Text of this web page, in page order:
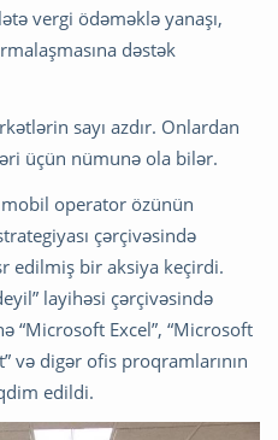
vergi ödəməklə yanaşı,
dəstək
sayı azdır. Onlardan
üçün nümunə ola bilər.
mobil operator özünün
çərçivəsində
edilmiş bir aksiya keçirdi.
layihəsi çərçivəsində
“Microsoft Excel”, “Microsoft
və digər ofis proqramlarının
edildi.